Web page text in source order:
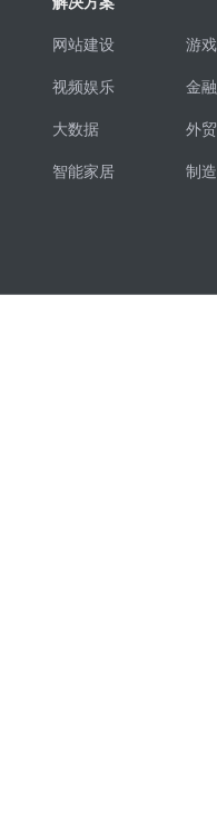
网站建设 游
视频娱乐 金
大数据 外
智能家居 制